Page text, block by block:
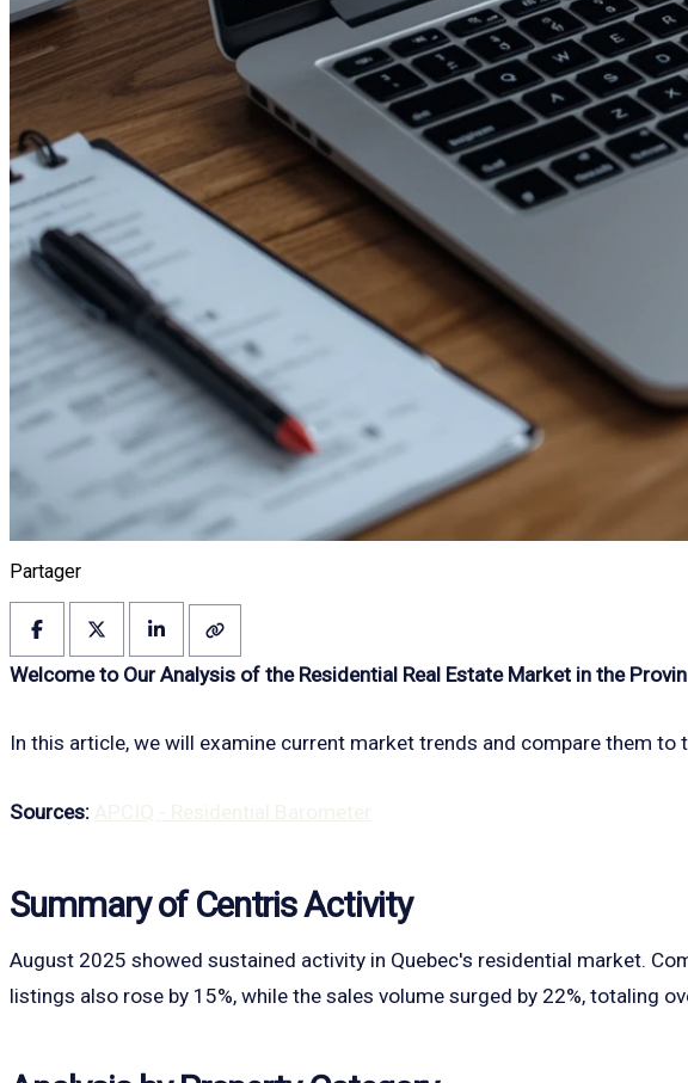
Partager
Welcome to Our Analysis of the Residential Real Estate Market in the
In this article, we will examine current market trends and compare them to
Sources:
Summary of Centris Activity
August 2025 showed sustained activity in Quebec's residential market.
listings also rose by 15%, while the sales volume surged by 22%, totaling